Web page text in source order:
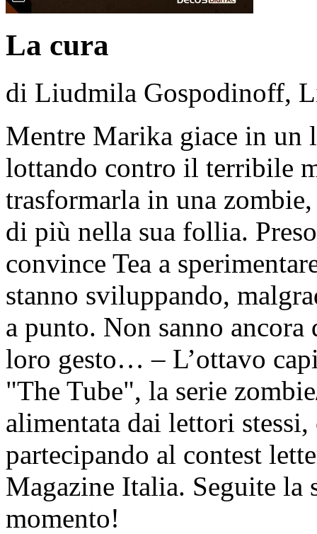
La cura
di Liudmila Gospodinoff,
Mentre Marika giace in un
lottando contro il terribile
trasformarla in una
di più nella sua follia.
convince Tea a
stanno sviluppando,
a punto. Non sanno
loro gesto… – L’ottavo
"The Tube", la serie
alimentata dai lettori
partecipando al contest
Magazine Italia. Seguite la
momento!